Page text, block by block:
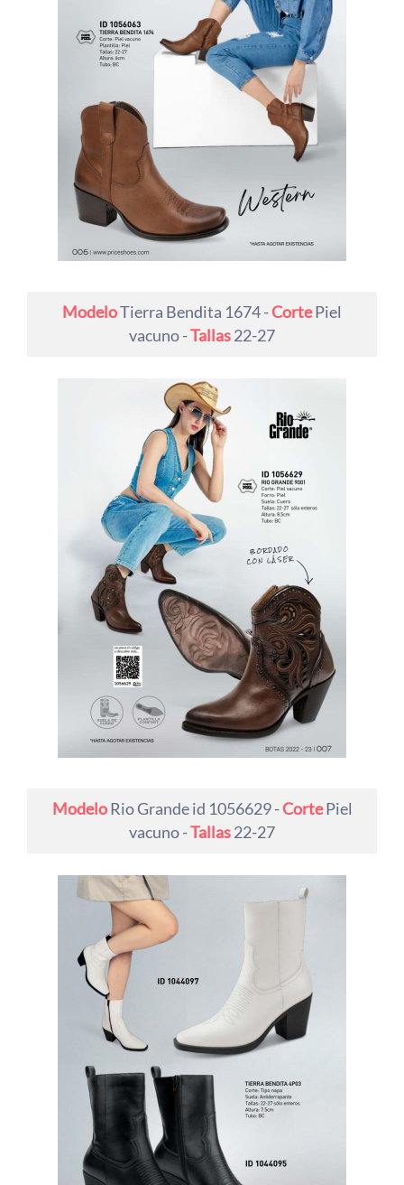
ModeloTierra Bendita 1674 -CortePiel
vacuno -Tallas22-27
ModeloRio Grande id 1056629 -CortePiel
vacuno -Tallas22-27